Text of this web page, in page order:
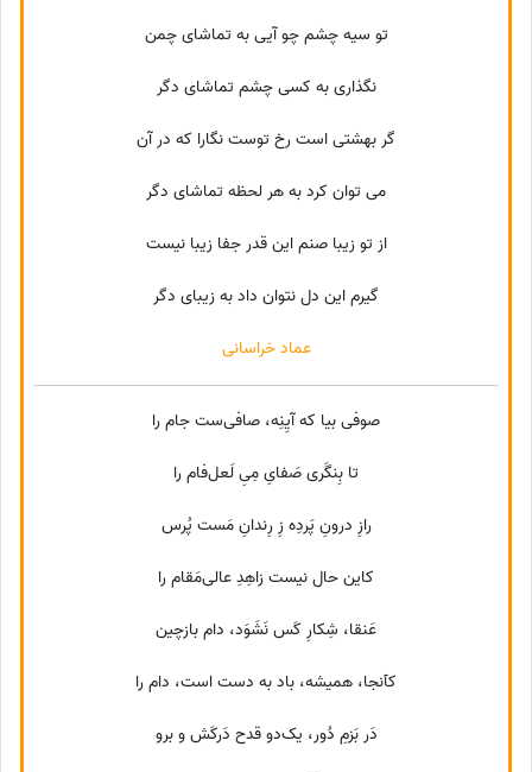
تو سیه چشم چو آیی به تماشای چمن
نگذاری به کسی چشم تماشای دگر
گر بهشتی است رخ توست نگارا که در آن
می توان کرد به هر لحظه تماشای دگر
از تو زیبا صنم این قدر جفا زیبا نیست
گیرم این دل نتوان داد به زیبای دگر
عماد خراسانی
صوفی بیا که آیِنِه، صافی‌ست جام را
تا بِنگَری صَفایِ مِیِ لَعل‌فام را
رازِ درونِ پَردِه زِ رِندانِ مَست پُرس
کاین حال نیست زاهِدِ عالی‌مَقام را
عَنقا، شِکارِ کَس نَشَوَد، دام بازچین
کآنجا، همیشه، باد به دست است، دام را
دَر بَزمِ دُور، یک‌دو قدح دَرکَش و برو